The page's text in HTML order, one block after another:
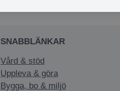
SNABBLÄNKAR
Vård & stöd
Uppleva & göra
Bygga, bo & miljö